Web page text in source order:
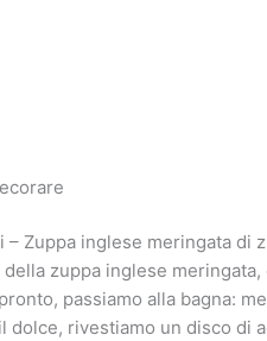
Zuppa inglese meringata di
zuppa inglese
passiamo alla bagna:
dolce, rivestiamo un disco di